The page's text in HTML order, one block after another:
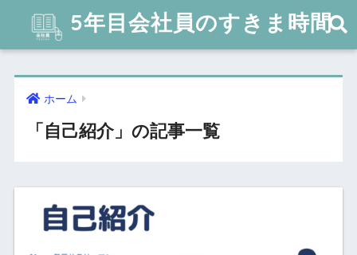
5年目会社員のすきま時間
ホーム
「自己紹介」の記事一覧